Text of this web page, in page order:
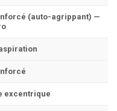
(auto-agrippant) —
excentrique